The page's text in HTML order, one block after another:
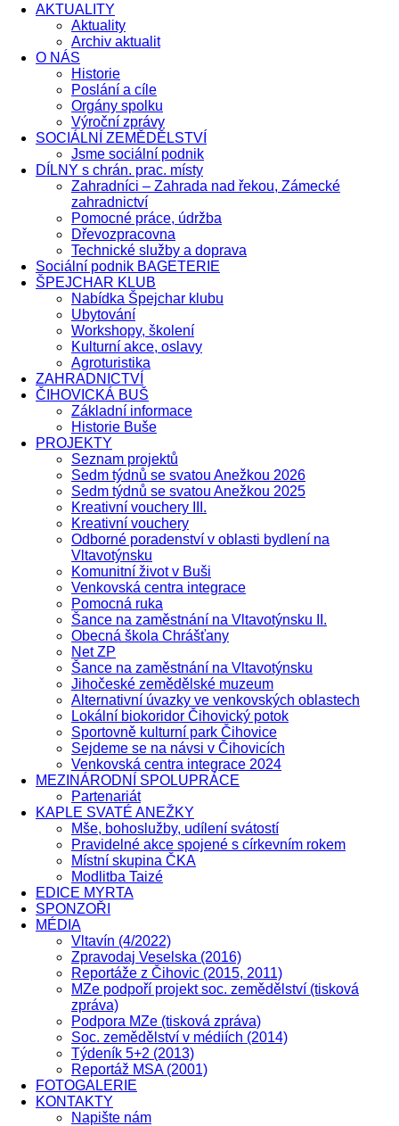
AKTUALITY
Aktuality
Archiv aktualit
O NÁS
Historie
Poslání a cíle
Orgány spolku
Výroční zprávy
SOCIÁLNÍ ZEMĚDĚLSTVÍ
Jsme sociální podnik
DÍLNY s chrán. prac. místy
Zahradníci – Zahrada nad řekou, Zámecké
zahradnictví
Pomocné práce, údržba
Dřevozpracovna
Technické služby a doprava
Sociální podnik BAGETERIE
ŠPEJCHAR KLUB
Nabídka Špejchar klubu
Ubytování
Workshopy, školení
Kulturní akce, oslavy
Agroturistika
ZAHRADNICTVÍ
ČIHOVICKÁ BUŠ
Základní informace
Historie Buše
PROJEKTY
Seznam projektů
Sedm týdnů se svatou Anežkou 2026
Sedm týdnů se svatou Anežkou 2025
Kreativní vouchery III.
Kreativní vouchery
Odborné poradenství v oblasti bydlení na
Vltavotýnsku
Komunitní život v Buši
Venkovská centra integrace
Pomocná ruka
Šance na zaměstnání na Vltavotýnsku II.
Obecná škola Chrášťany
Net ZP
Šance na zaměstnání na Vltavotýnsku
Jihočeské zemědělské muzeum
Alternativní úvazky ve venkovských oblastech
Lokální biokoridor Čihovický potok
Sportovně kulturní park Čihovice
Sejdeme se na návsi v Čihovicích
Venkovská centra integrace 2024
MEZINÁRODNÍ SPOLUPRÁCE
Partenariát
KAPLE SVATÉ ANEŽKY
Mše, bohoslužby, udílení svátostí
Pravidelné akce spojené s církevním rokem
Místní skupina ČKA
Modlitba Taizé
EDICE MYRTA
SPONZOŘI
MÉDIA
Vltavín (4/2022)
Zpravodaj Veselska (2016)
Reportáže z Čihovic (2015, 2011)
MZe podpoří projekt soc. zemědělství (tisková
zpráva)
Podpora MZe (tisková zpráva)
Soc. zemědělství v médiích (2014)
Týdeník 5+2 (2013)
Reportáž MSA (2001)
FOTOGALERIE
KONTAKTY
Napište nám